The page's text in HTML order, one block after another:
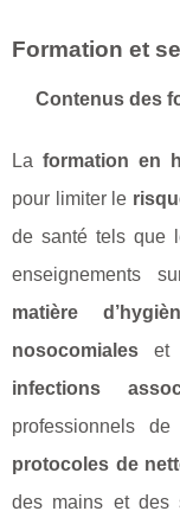
Formation et
Contenus des
La formation en
pour limiter le
de santé tels que
enseignements
matière
nosocomiales et
infections
professionnels
protocoles de
des mains et